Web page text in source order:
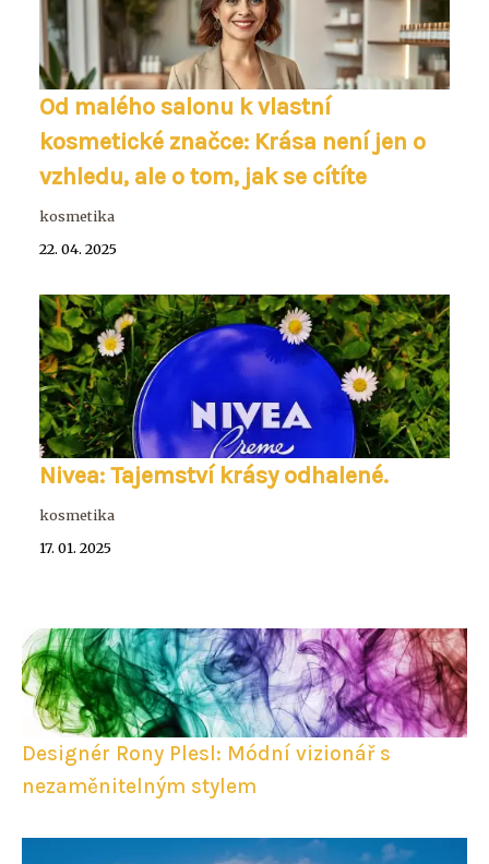
Od malého salonu k vlastní
kosmetické značce: Krása není jen o
vzhledu, ale o tom, jak se cítíte
kosmetika
22. 04. 2025
Nivea: Tajemství krásy odhalené.
kosmetika
17. 01. 2025
Designér Rony Plesl: Módní vizionář s
nezaměnitelným stylem